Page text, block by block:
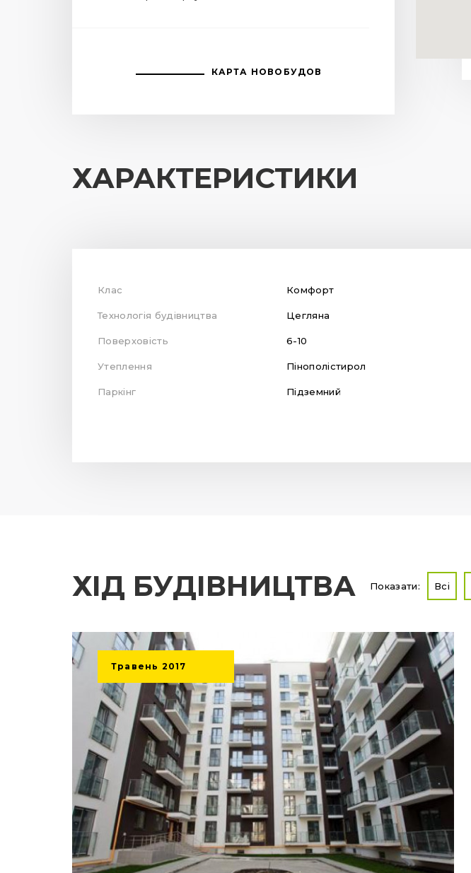
КАРТА НОВОБУДОВ
ХАРАКТЕРИСТИКИ
Клас Комфорт
Технологія будівництва Цегляна
Поверховість 6-10
Утеплення Пінополістирол
Паркінг Підземний
ХІД БУДІВНИЦТВА Показати: Всі
Травень 2017